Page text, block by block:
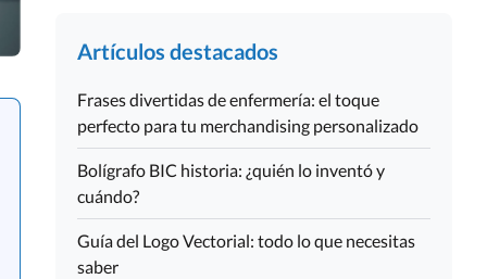
Artículos destacados
Frases divertidas de enfermería: el toque
perfecto para tu merchandising personalizado
Bolígrafo BIC historia: ¿quién lo inventó y
cuándo?
Guía del Logo Vectorial: todo lo que necesitas
saber